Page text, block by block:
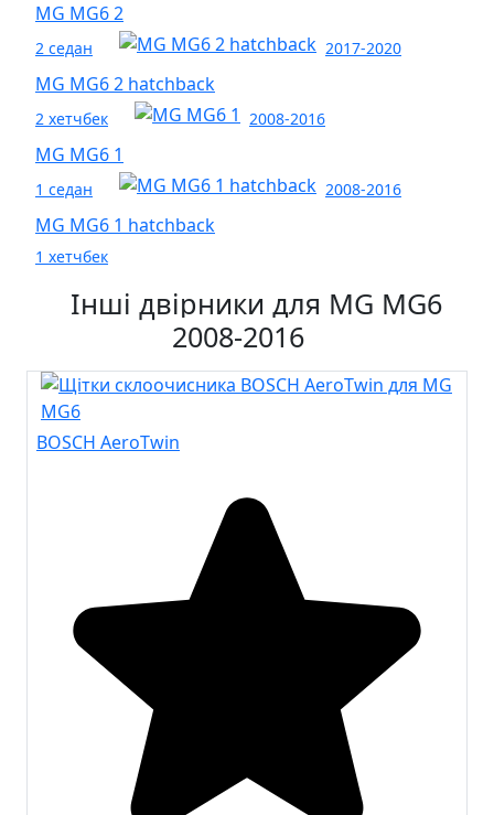
MG MG6 2
2 седан 2017-2020
MG MG6 2 hatchback
2 хетчбек 2008-2016
MG MG6 1
1 седан 2008-2016
MG MG6 1 hatchback
1 хетчбек
Інші двірники для MG MG6
2008-2016
BOSCH AeroTwin